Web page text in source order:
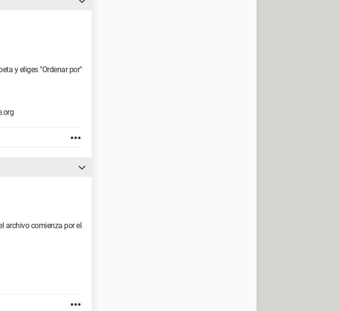
y eliges "Ordenar por"
archivo comienza por el